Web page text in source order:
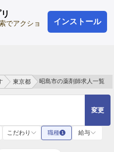
でアクショ
インストール
ログイン 会員登録
東京都 昭島市の薬剤師求人一覧
変更
こだわり 職種 1
給与